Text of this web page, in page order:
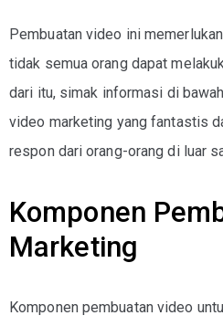
Pembuatan video ini
tidak semua orang dapat
dari itu, simak informasi di
video marketing yang fantastis
respon dari orang-orang di luar
Komponen
Marketing
Komponen pembuatan video